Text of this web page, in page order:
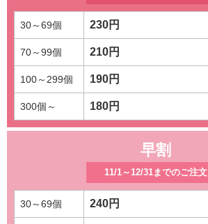
230円
210円
190円
180円
早割
11/1～12/31までのご注文
240円